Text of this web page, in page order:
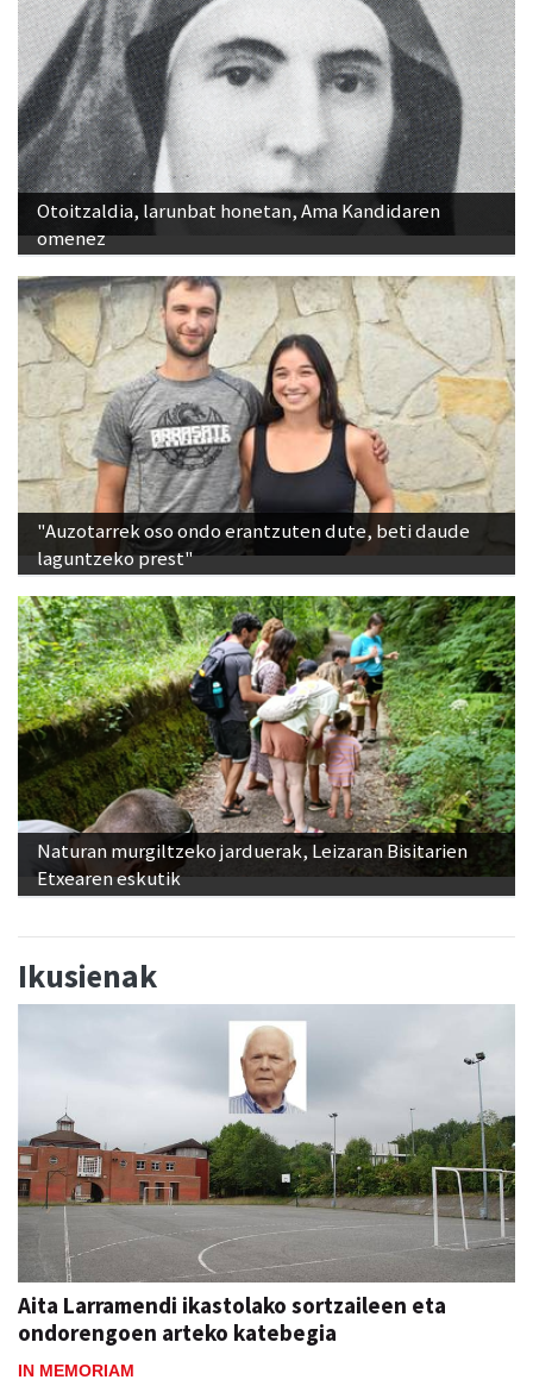
Otoitzaldia, larunbat honetan, Ama Kandidaren
omenez
"Auzotarrek oso ondo erantzuten dute, beti daude
laguntzeko prest"
Naturan murgiltzeko jarduerak, Leizaran Bisitarien
Etxearen eskutik
Ikusienak
Aita Larramendi ikastolako sortzaileen eta
ondorengoen arteko katebegia
IN MEMORIAM